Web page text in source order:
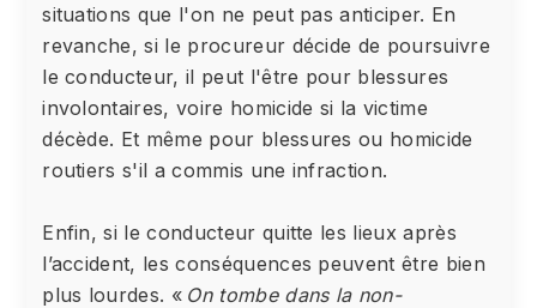
situations que l'on ne peut pas anticiper. En
revanche, si le procureur décide de poursuivre
le conducteur, il peut l'être pour blessures
involontaires, voire homicide si la victime
décède. Et même pour blessures ou homicide
routiers s'il a commis une infraction.
Enfin, si le conducteur quitte les lieux après
l’accident, les conséquences peuvent être bien
plus lourdes. « On tombe dans la non-